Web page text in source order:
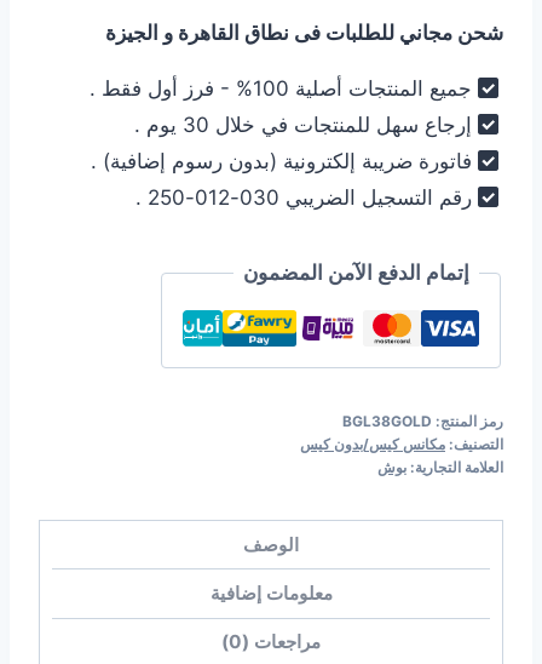
بوش
2200
وات
الماني
BOSCH
BGL38GOLD
شحن مجاني للطلبات فى نطاق القاهرة و الجيزة
جميع المنتجات أصلية 100% - فرز أول فقط .
إرجاع سهل للمنتجات في خلال 30 يوم .
فاتورة ضريبة إلكترونية (بدون رسوم إضافية) .
رقم التسجيل الضريبي 030-012-250 .
إتمام الدفع الآمن المضمون
رمز المنتج: BGL38GOLD
التصنيف: مكانس كيس/بدون كيس
العلامة التجارية: بوش
الوصف
معلومات إضافية
مراجعات (0)